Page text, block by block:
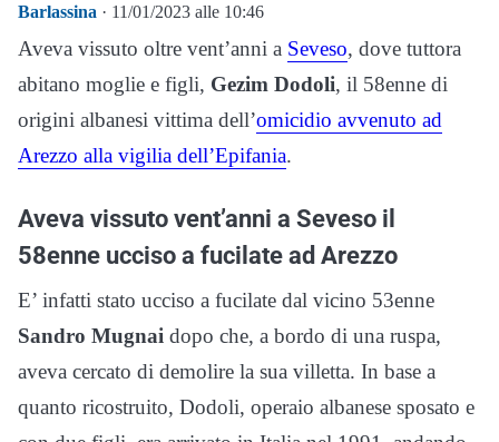
Barlassina · 11/01/2023 alle 10:46
Aveva vissuto oltre vent’anni a Seveso, dove tuttora
abitano moglie e figli, Gezim Dodoli, il 58enne di
origini albanesi vittima dell’omicidio avvenuto ad
Arezzo alla vigilia dell’Epifania.
Aveva vissuto vent’anni a Seveso il
58enne ucciso a fucilate ad Arezzo
E’ infatti stato ucciso a fucilate dal vicino 53enne
Sandro Mugnai dopo che, a bordo di una ruspa,
aveva cercato di demolire la sua villetta. In base a
quanto ricostruito, Dodoli, operaio albanese sposato e